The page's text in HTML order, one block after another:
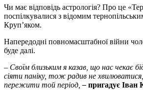
Чи має відповідь астрологія? Про це
поспілкувалися з відомим
Круп’яком.
Напередодні повномасштабної війни
буде далі.
– Своїм близьким я казав, що нас чекає
сіяти паніку, тож радив не
пережити той період,– пригадує Іван